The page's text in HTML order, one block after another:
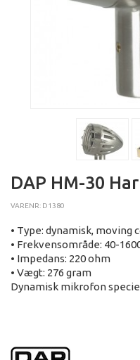
DAP HM-30
VARENR: D1380
• Type: dynamisk, moving
• Frekvensområde: 40-
• Impedans: 220 ohm
• Vægt: 276 gram
Dynamisk mikrofon